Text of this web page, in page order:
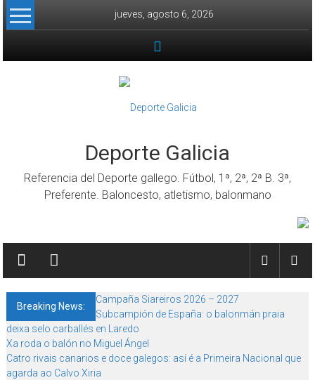
Skip to content
jueves, agosto 6, 2026
Deporte Galicia
Referencia del Deporte gallego. Fútbol, 1ª, 2ª, 2ª B. 3ª,
Preferente. Baloncesto, atletismo, balonmano
Breaking News:
Campaña Siareiros 2026 – 2027
Subcampión de España: o balonmán praia
deixa selo carballés en Laredo
Xa roda o balón no Miguel Ángel
Catro rivais canarios e doce galegos: así é a Primeira Nacional que
agarda ao Calvo Xiria